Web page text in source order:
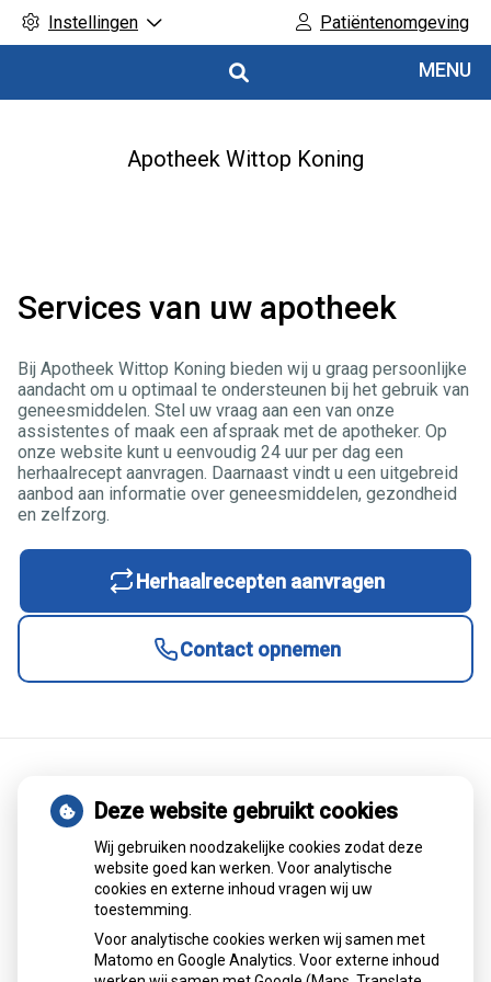
Instellingen Patiëntenomgeving
MENU
Apotheek Wittop Koning
Services van uw apotheek
Bij Apotheek Wittop Koning bieden wij u graag persoonlijke
aandacht om u optimaal te ondersteunen bij het gebruik van
geneesmiddelen. Stel uw vraag aan een van onze
assistentes of maak een afspraak met de apotheker. Op
onze website kunt u eenvoudig 24 uur per dag een
herhaalrecept aanvragen. Daarnaast vindt u een uitgebreid
aanbod aan informatie over geneesmiddelen, gezondheid
en zelfzorg.
Herhaalrecepten aanvragen
Contact opnemen
Wat is het RS-virus en waaraan
herken je het?
Het RS-virus veroorzaakt vooral in herfst en winter
luchtweginfecties bij baby’s, jonge kinderen en kwetsbare
ouderen. Klachten variëren van verkoudheid tot ernstige
benauwdheid. Meestal geneest het vanzelf, maar soms is
Deze website gebruikt cookies
Wij gebruiken noodzakelijke cookies zodat deze
website goed kan werken. Voor analytische
cookies en externe inhoud vragen wij uw
toestemming.
Voor analytische cookies werken wij samen met
Matomo en Google Analytics. Voor externe inhoud